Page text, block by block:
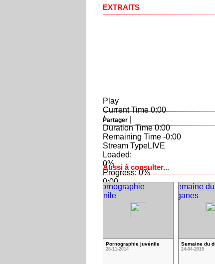
EXTRAITS
Play
Current Time0:00
/
Duration Time0:00
Remaining Time -0:00
Stream TypeLIVE
Loaded:
0%
Progress: 0%
0:00
Fullscreen
00:00
Partager
Aussi à consulter...
Pornographie juvénile
28-11-2014
Semaine du
24-04-2015